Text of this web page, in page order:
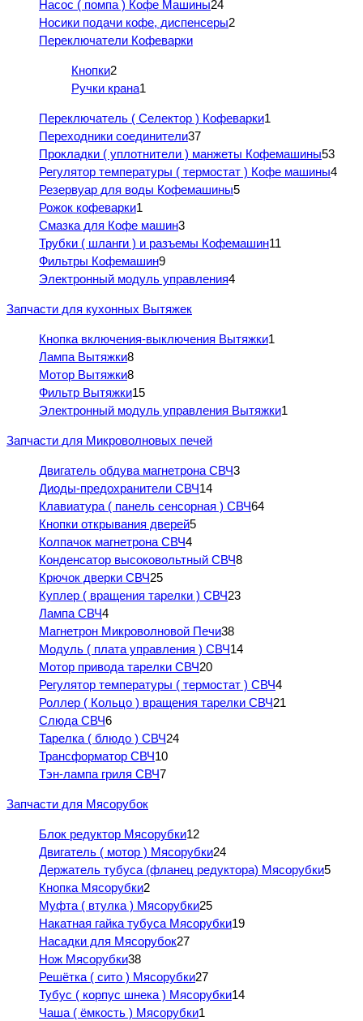
Насос ( помпа ) Кофе Машины24
Носики подачи кофе, диспенсеры2
Переключатели Кофеварки
Кнопки2
Ручки крана1
Переключатель ( Селектор ) Кофеварки1
Переходники соединители37
Прокладки ( уплотнители ) манжеты Кофемашины53
Регулятор температуры ( термостат ) Кофе машины4
Резервуар для воды Кофемашины5
Рожок кофеварки1
Смазка для Кофе машин3
Трубки ( шланги ) и разъемы Кофемашин11
Фильтры Кофемашин9
Электронный модуль управления4
Запчасти для кухонных Вытяжек
Кнопка включения-выключения Вытяжки1
Лампа Вытяжки8
Мотор Вытяжки8
Фильтр Вытяжки15
Электронный модуль управления Вытяжки1
Запчасти для Микроволновых печей
Двигатель обдува магнетрона СВЧ3
Диоды-предохранители СВЧ14
Клавиатура ( панель сенсорная ) СВЧ64
Кнопки открывания дверей5
Колпачок магнетрона СВЧ4
Конденсатор высоковольтный СВЧ8
Крючок дверки СВЧ25
Куплер ( вращения тарелки ) СВЧ23
Лампа СВЧ4
Магнетрон Микроволновой Печи38
Модуль ( плата управления ) СВЧ14
Мотор привода тарелки СВЧ20
Регулятор температуры ( термостат ) СВЧ4
Роллер ( Кольцо ) вращения тарелки СВЧ21
Слюда СВЧ6
Тарелка ( блюдо ) СВЧ24
Трансформатор СВЧ10
Тэн-лампа гриля СВЧ7
Запчасти для Мясорубок
Блок редуктор Мясорубки12
Двигатель ( мотор ) Мясорубки24
Держатель тубуса (фланец редуктора) Мясорубки5
Кнопка Мясорубки2
Муфта ( втулка ) Мясорубки25
Накатная гайка тубуса Мясорубки19
Насадки для Мясорубок27
Нож Мясорубки38
Решётка ( сито ) Мясорубки27
Тубус ( корпус шнека ) Мясорубки14
Чаша ( ёмкость ) Мясорубки1